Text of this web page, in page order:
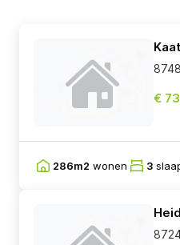
€
286m2 wonen 3